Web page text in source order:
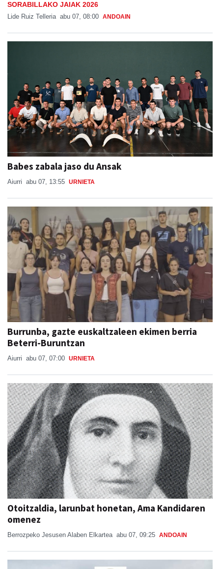
SORABILLAKO JAIAK 2026
Lide Ruiz Telleria abu 07, 08:00 ANDOAIN
Babes zabala jaso du Ansak
Aiurri abu 07, 13:55 URNIETA
Burrunba, gazte euskaltzaleen ekimen berria
Beterri-Buruntzan
Aiurri abu 07, 07:00 URNIETA
Otoitzaldia, larunbat honetan, Ama Kandidaren
omenez
Berrozpeko Jesusen Alaben Elkartea abu 07, 09:25 ANDOAIN